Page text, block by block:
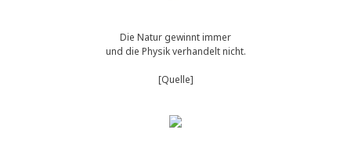
Die Natur gewinnt immer
und die Physik verhandelt nicht.
[Quelle]